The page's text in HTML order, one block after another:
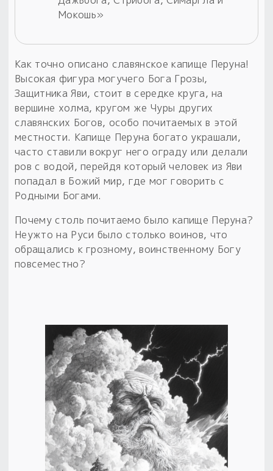
Мокошь»
Как точно описано славянское капище Перуна!
Высокая фигура могучего Бога Грозы,
Защитника Яви, стоит в середке круга, на
вершине холма, кругом же Чуры других
славянских Богов, особо почитаемых в этой
местности. Капище Перуна богато украшали,
часто ставили вокруг него ограду или делали
ров с водой, перейдя который человек из Яви
попадал в Божий мир, где мог говорить с
Родными Богами.
Почему столь почитаемо было капище Перуна?
Неужто на Руси было столько воинов, что
обращались к грозному, воинственному Богу
повсеместно?